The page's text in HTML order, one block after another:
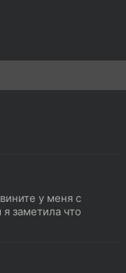
у меня с
заметила что